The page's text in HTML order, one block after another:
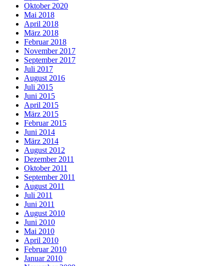
Oktober 2020
Mai 2018
April 2018
März 2018
Februar 2018
November 2017
September 2017
Juli 2017
August 2016
Juli 2015
Juni 2015
April 2015
März 2015
Februar 2015
Juni 2014
März 2014
August 2012
Dezember 2011
Oktober 2011
September 2011
August 2011
Juli 2011
Juni 2011
August 2010
Juni 2010
Mai 2010
April 2010
Februar 2010
Januar 2010